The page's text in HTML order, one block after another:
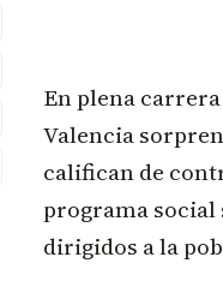
En plena
Valencia
califican de
programa social
dirigidos a la